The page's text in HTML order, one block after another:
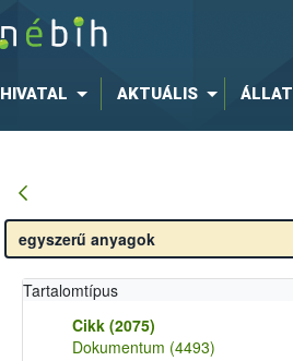
HIVATAL AKTUÁLIS ÁLLAT
Tartalomtípus
Cikk (2075)
Dokumentum (4493)